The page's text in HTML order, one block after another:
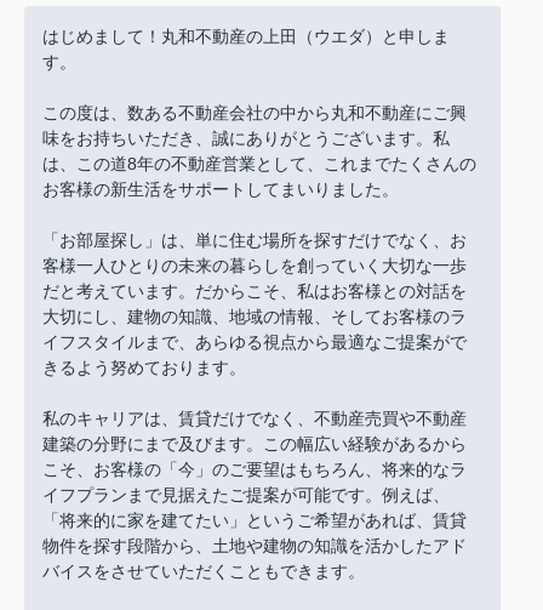
はじめまして！丸和不動産の上田（ウエダ）と申しま
す。
この度は、数ある不動産会社の中から丸和不動産にご興
味をお持ちいただき、誠にありがとうございます。私
は、この道8年の不動産営業として、これまでたくさんの
お客様の新生活をサポートしてまいりました。
「お部屋探し」は、単に住む場所を探すだけでなく、お
客様一人ひとりの未来の暮らしを創っていく大切な一歩
だと考えています。だからこそ、私はお客様との対話を
大切にし、建物の知識、地域の情報、そしてお客様のラ
イフスタイルまで、あらゆる視点から最適なご提案がで
きるよう努めております。
私のキャリアは、賃貸だけでなく、不動産売買や不動産
建築の分野にまで及びます。この幅広い経験があるから
こそ、お客様の「今」のご要望はもちろん、将来的なラ
イフプランまで見据えたご提案が可能です。例えば、
「将来的に家を建てたい」というご希望があれば、賃貸
物件を探す段階から、土地や建物の知識を活かしたアド
バイスをさせていただくこともできます。